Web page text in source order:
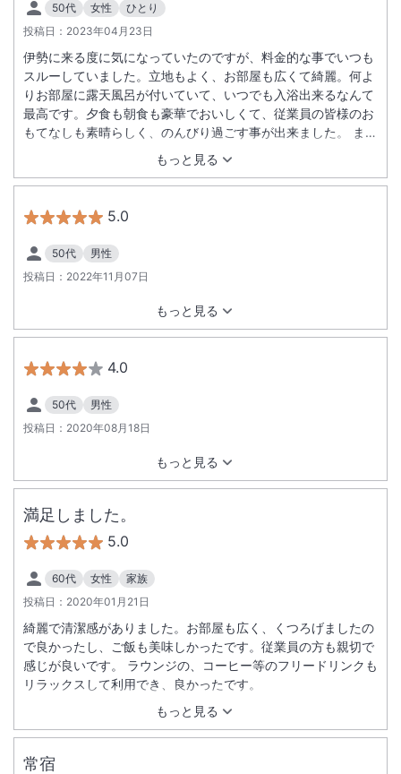
50代 女性
ひとり
投稿日： 2023年04月23日
もっと見る
伊勢に来る度に気になっていたのですが、料金的な事でいつも
スルーしていました。立地もよく、お部屋も広くて綺麗。何よ
りお部屋に露天風呂が付いていて、いつでも入浴出来るなんて
最高です。夕食も朝食も豪華でおいしくて、従業員の皆様のお
もてなしも素晴らしく、のんびり過ごす事が出来ました。 また
伊勢神宮参拝の折りにはここに宿泊させて頂きたいと思いまし
5.0
50代
男性
投稿日： 2022年11月07日
もっと見る
4.0
50代
男性
投稿日： 2020年08月18日
もっと見る
満足しました。
5.0
60代 女性
家族
投稿日： 2020年01月21日
もっと見る
綺麗で清潔感がありました。お部屋も広く、くつろげましたの
で良かったし、ご飯も美味しかったです。従業員の方も親切で
感じが良いです。 ラウンジの、コーヒー等のフリードリンクも
リラックスして利用でき、良かったです。
常宿